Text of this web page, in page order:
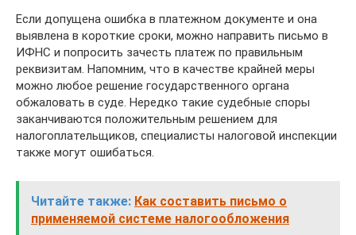
Если допущена ошибка в платежном документе и она
выявлена в короткие сроки, можно направить письмо в
ИФНС и попросить зачесть платеж по правильным
реквизитам. Напомним, что в качестве крайней меры
можно любое решение государственного органа
обжаловать в суде. Нередко такие судебные споры
заканчиваются положительным решением для
налогоплательщиков, специалисты налоговой инспекции
также могут ошибаться.
Читайте также: Как составить письмо о
применяемой системе налогообложения